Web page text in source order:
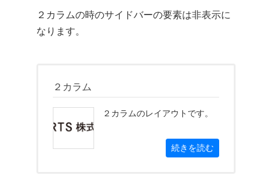
２カラムの時のサイドバーの要素は非表示に
なります。
２カラム
２カラムのレイアウトです。
続きを読む